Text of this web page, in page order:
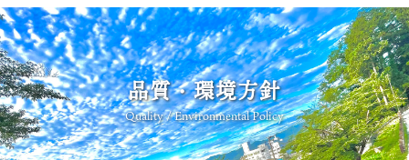
品質・環境方針
Quality / Environmental Policy